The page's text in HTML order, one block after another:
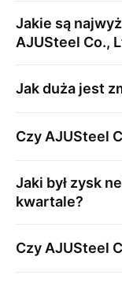
Jakie są
AJUSteel Co.,
Jak duża jest
Czy AJUSteel
Jaki był zysk
kwartale?
Czy AJUSteel